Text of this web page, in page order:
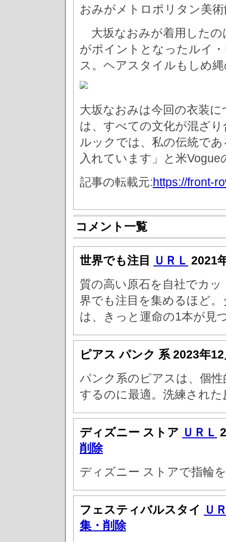
おみがメトロポリタン美
大坂なおみが着用したの
がポイントとなったルイ
ス。ヘアスタイルもしめ
大坂なおみは今回の衣装
は、すべての文化が混ざ
ルックでは、私の伝統で
入れています」と米
記事の転載元:https://front-
コメント一覧
世界でも注目 ＵＲＬ 2021
質の高い原石を自社でカ
界でも注目を集めるほど
は、きっと運命の1本が見
ピアス パンク 系 2023年
パンク系のピアスは、個
するのに最適。洗練され
ディズニー ストア ＵＲＬ
削除
ディズニー ストアで指輪
フェスティバルスタイ
Ｕ
集・削除